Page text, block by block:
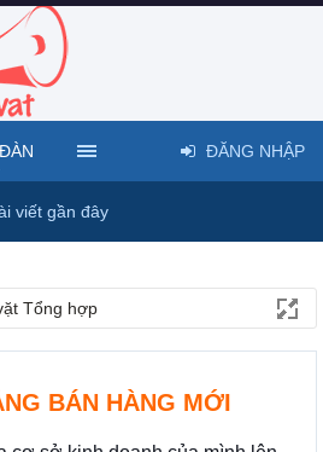
Tổng hợp
BÁN HÀNG MỚI
viết gần đây
ĐĂNG NHẬP